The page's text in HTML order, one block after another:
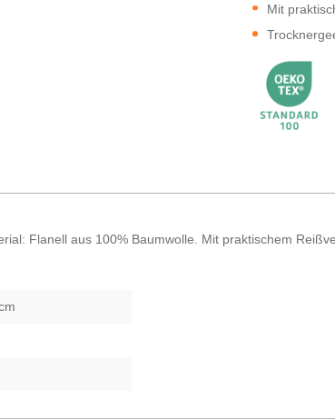
Mit
Flanell aus 100% Baumwolle. Mit praktischem